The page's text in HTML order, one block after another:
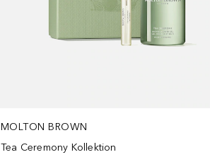
MOLTON BROWN
Tea Ceremony Kollektion